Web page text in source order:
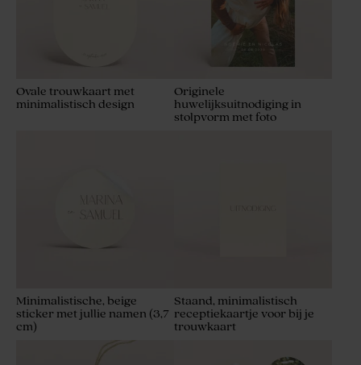
Ovale trouwkaart met
minimalistisch design
Originele
huwelijksuitnodiging in
stolpvorm met foto
Minimalistische, beige
sticker met jullie namen (3,7
cm)
Staand, minimalistisch
receptiekaartje voor bij je
trouwkaart